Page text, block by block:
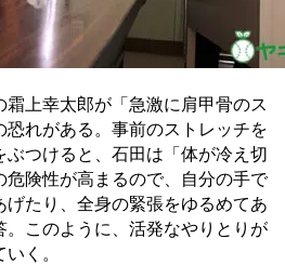
霜上幸太郎が「急激に肩甲骨のス
恐れがある。事前のストレッチを
つけると、石田は「体が冷え切
危険性が高まるので、自分の手で
げたり、全身の緊張をゆるめてあ
。このように、活発なやりとりが
く。